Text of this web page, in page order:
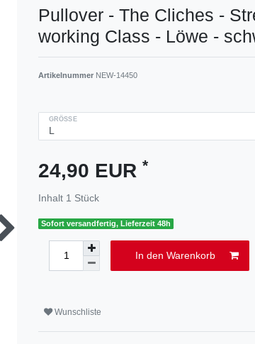
Pullover - The Cliches -
working Class - Löwe -
Artikelnummer NEW-14450
GRÖSSE
24,90 EUR *
Inhalt 1 Stück
Sofort versandfertig, Lieferzeit 48h
In den Warenkorb
Wunschliste